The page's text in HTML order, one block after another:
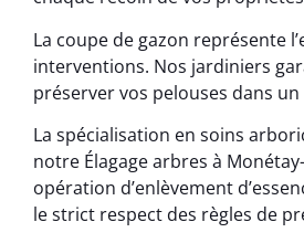
La coupe de gazon représente
interventions. Nos jardiniers
préserver vos pelouses dans
La spécialisation en soins
notre Élagage arbres à
opération d’enlèvement
le strict respect des règles de